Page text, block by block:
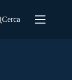
Cerca